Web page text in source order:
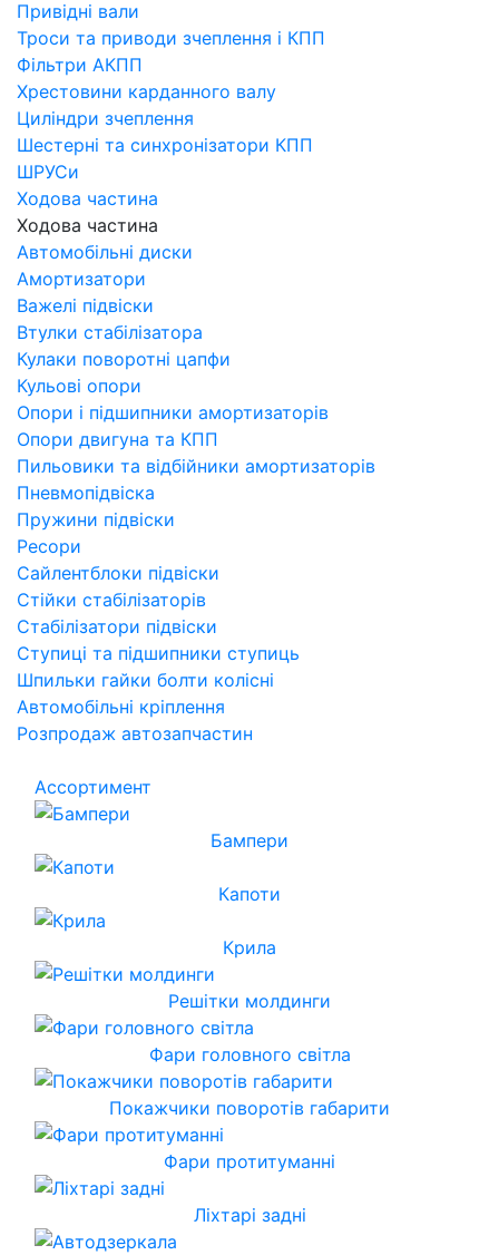
Привідні вали
Троси та приводи зчеплення і КПП
Фільтри АКПП
Хрестовини карданного валу
Циліндри зчеплення
Шестерні та синхронізатори КПП
ШРУСи
Ходова частина
Ходова частина
Автомобільні диски
Амортизатори
Важелі підвіски
Втулки стабілізатора
Кулаки поворотні цапфи
Кульові опори
Опори і підшипники амортизаторів
Опори двигуна та КПП
Пильовики та відбійники амортизаторів
Пневмопідвіска
Пружини підвіски
Ресори
Сайлентблоки підвіски
Стійки стабілізаторів
Стабілізатори підвіски
Ступиці та підшипники ступиць
Шпильки гайки болти колісні
Автомобільні кріплення
Розпродаж автозапчастин
Ассортимент
Бампери
Капоти
Крила
Решітки молдинги
Фари головного світла
Покажчики поворотів габарити
Фари протитуманні
Ліхтарі задні